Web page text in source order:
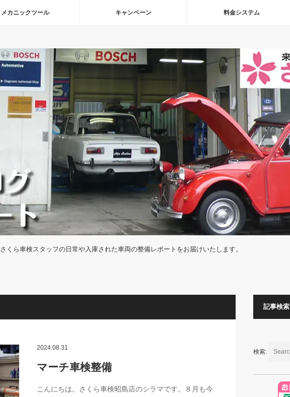
メカニックツール キャンペーン 料金システム
さくら車検スタッフの日常や入庫された車両の整備レポートをお届けいたします。
2024.08.31
マーチ車検整備
こんにちは。さくら車検昭島店のシラマです。８月も今
記事検索
検索: